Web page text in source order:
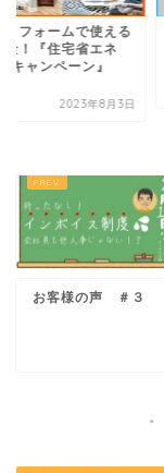
リフォームで使える
金！『住宅省エネ
キャンペーン』
2023年8月3日
お客様の声 ＃３